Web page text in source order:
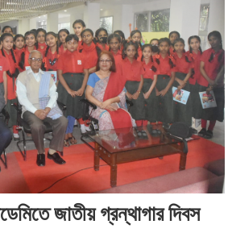
জাতীয় গ্রন্থাগার দিবস